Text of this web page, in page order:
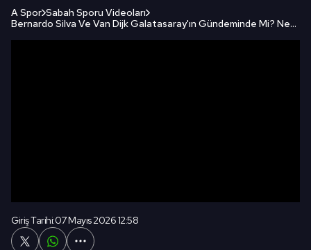
A Spor Sabah Sporu Videoları
Bernardo Silva Ve Van Dijk Galatasaray'ın Gündeminde Mi? Nevzat Dindar Canlı Yayında Açıkladı!
Giriş Tarihi:07 Mayıs 2026 12:58